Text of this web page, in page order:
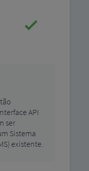
API
ser
Sistema
existente.